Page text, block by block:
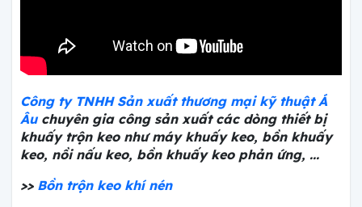
Công ty TNHH Sản xuất thương mại kỹ thuật Á
Âuchuyên gia công sản xuất các dòng thiết bị
khuấy trộn keo như máy khuấy keo, bồn khuấy
keo, nồi nấu keo, bồn khuấy keo phản ứng, ...
>> Bồn trộn keo khí nén